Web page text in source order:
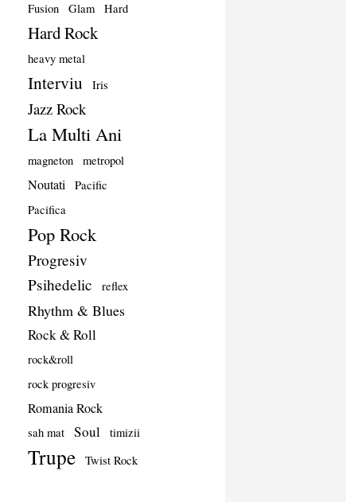
Fusion
Glam Hard
Hard Rock
heavy metal
Interviu Iris
Jazz Rock
La Multi Ani
magneton metropol
Noutati
Pacific
Pacifica
Pop Rock
Progresiv
Psihedelic
reflex
Rhythm & Blues
Rock & Roll
rock&roll
rock progresiv
Romania Rock
sah mat Soul timizii
Trupe Twist Rock